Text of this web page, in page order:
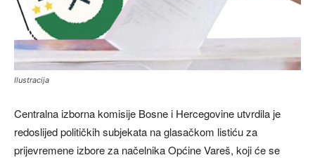
Ilustracija
Centralna izborna komisije Bosne i Hercegovine utvrdila je
redoslijed političkih subjekata na glasačkom listiću za
prijevremene izbore za načelnika Općine Vareš, koji će se